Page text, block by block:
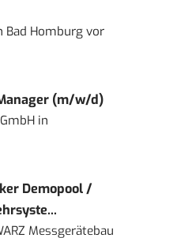
Bad Homburg vor
(m/w/d)
in
Demopool /
Messgerätebau